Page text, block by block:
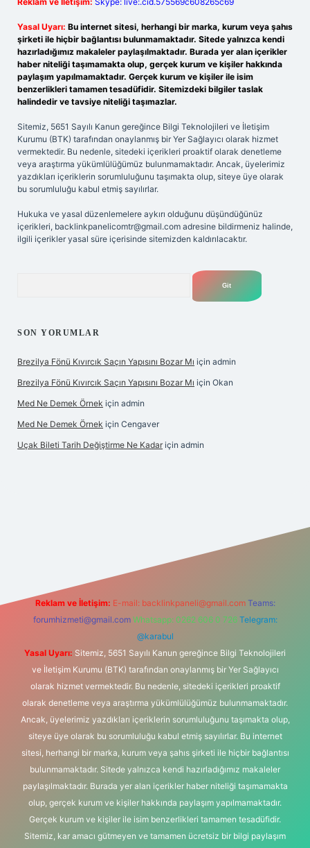
Yasal Uyarı: Bu internet sitesi, herhangi bir marka, kurum veya şahıs
şirketi ile hiçbir bağlantısı bulunmamaktadır. Sitede yalnızca kendi
hazırladığımız makaleler paylaşılmaktadır. Burada yer alan içerikler
haber niteliği taşımamakta olup, gerçek kurum ve kişiler hakkında
paylaşım yapılmamaktadır. Gerçek kurum ve kişiler ile isim
benzerlikleri tamamen tesadüfidir. Sitemizdeki bilgiler taslak
halindedir ve tavsiye niteliği taşımazlar.
Sitemiz, 5651 Sayılı Kanun gereğince Bilgi Teknolojileri ve İletişim
Kurumu (BTK) tarafından onaylanmış bir Yer Sağlayıcı olarak hizmet
vermektedir. Bu nedenle, sitedeki içerikleri proaktif olarak denetleme
veya araştırma yükümlülüğümüz bulunmamaktadır. Ancak, üyelerimiz
yazdıkları içeriklerin sorumluluğunu taşımakta olup, siteye üye olarak
bu sorumluluğu kabul etmiş sayılırlar.
Hukuka ve yasal düzenlemelere aykırı olduğunu düşündüğünüz
içerikleri, backlinkpanelicomtr@gmail.com adresine bildirmeniz halinde,
ilgili içerikler yasal süre içerisinde sitemizden kaldırılacaktır.
SON YORUMLAR
Brezilya Fönü Kıvırcık Saçın Yapısını Bozar Mı için admin
Brezilya Fönü Kıvırcık Saçın Yapısını Bozar Mı için Okan
Med Ne Demek Örnek için admin
Med Ne Demek Örnek için Cengaver
Uçak Bileti Tarih Değiştirme Ne Kadar için admin
Reklam ve İletişim: E-mail: backlinkpaneli@gmail.com Teams:
forumhizmeti@gmail.com Whatsapp: 0262 606 0 726 Telegram:
@karabul
Yasal Uyarı: Sitemiz, 5651 Sayılı Kanun gereğince Bilgi Teknolojileri
ve İletişim Kurumu (BTK) tarafından onaylanmış bir Yer Sağlayıcı
olarak hizmet vermektedir. Bu nedenle, sitedeki içerikleri proaktif
olarak denetleme veya araştırma yükümlülüğümüz bulunmamaktadır.
Ancak, üyelerimiz yazdıkları içeriklerin sorumluluğunu taşımakta olup,
siteye üye olarak bu sorumluluğu kabul etmiş sayılırlar. Bu internet
sitesi, herhangi bir marka, kurum veya şahıs şirketi ile hiçbir bağlantısı
bulunmamaktadır. Sitede yalnızca kendi hazırladığımız makaleler
paylaşılmaktadır. Burada yer alan içerikler haber niteliği taşımamakta
olup, gerçek kurum ve kişiler hakkında paylaşım yapılmamaktadır.
Gerçek kurum ve kişiler ile isim benzerlikleri tamamen tesadüfidir.
Sitemiz, kar amacı gütmeyen ve tamamen ücretsiz bir bilgi paylaşım